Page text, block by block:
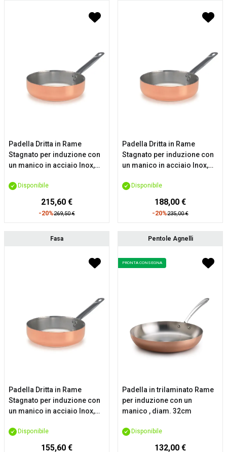
Padella Dritta in Rame
Stagnato per induzione con
un manico in acciaio Inox,
Disponibile
215,60 €
269,50 €
-20%
Padella Dritta in Rame
Stagnato per induzione con
un manico in acciaio Inox,
Disponibile
188,00 €
235,00 €
-20%
Fasa
Padella Dritta in Rame
Stagnato per induzione con
un manico in acciaio Inox,
Disponibile
155,60 €
PRONTA CONSEGNA
Pentole Agnelli
Padella in trilaminato Rame
per induzione con un
manico , diam. 32cm
Disponibile
132,00 €